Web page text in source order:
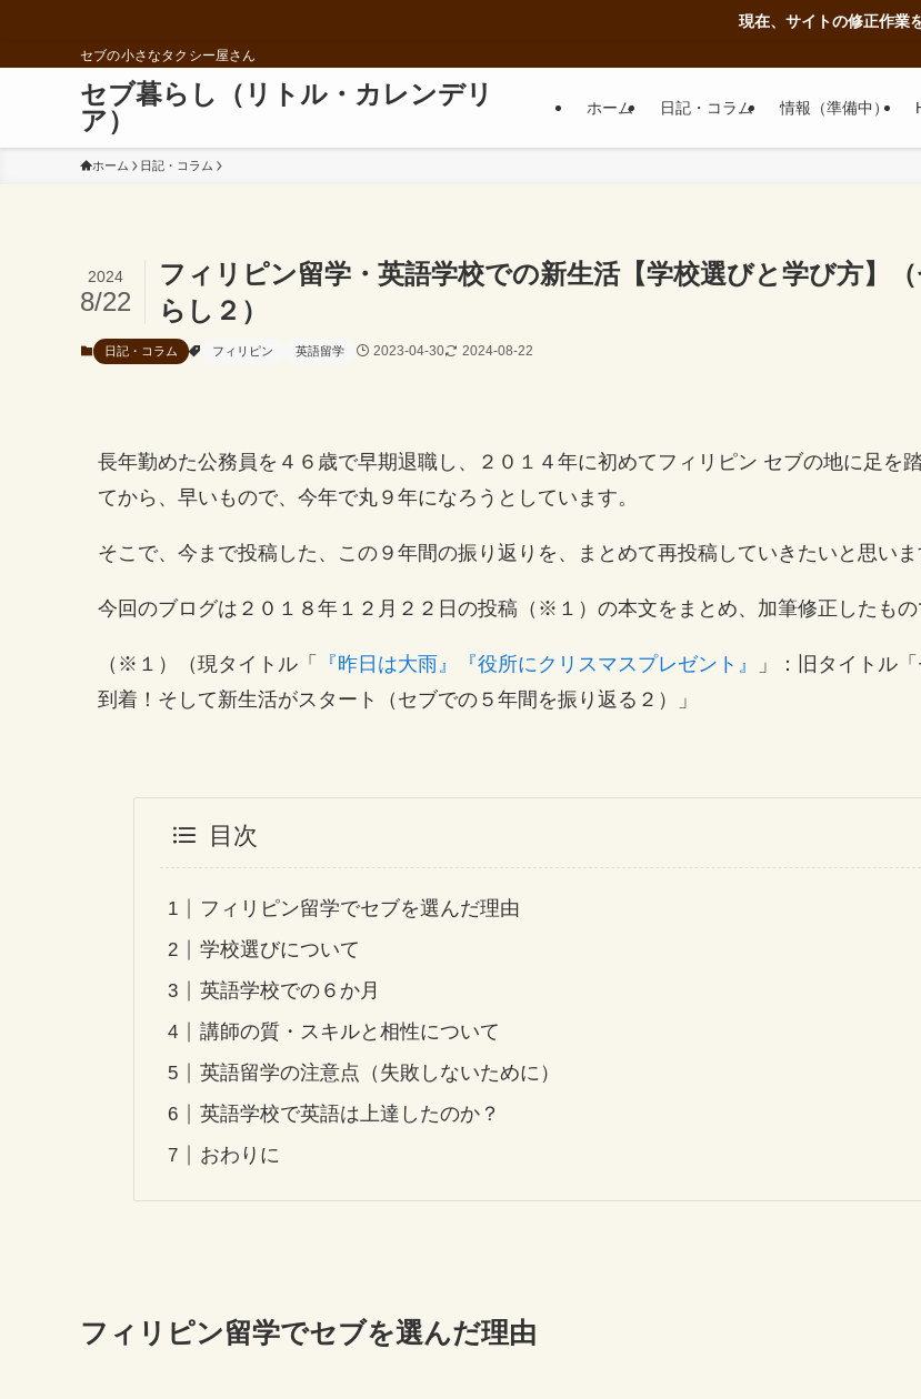
現在、サイトの修正作業を行っているの
セブの小さなタクシー屋さん
セブ暮らし（リトル・カレンデリ
ア）
ホーム 日記・コラム 情報（準備中）
ホーム 日記・コラム
フィリピン留学・英語学校での新生活【学校選びと学び方】
らし２）
2024
8/22
日記・コラム フィリピン 英語留学 2023-04-30 2024-08-22
長年勤めた公務員を４６歳で早期退職し、２０１４年に初めてフィリピン セブの地に足を
てから、早いもので、今年で丸９年になろうとしています。
そこで、今まで投稿した、この９年間の振り返りを、まとめて再投稿していきたいと思いま
今回のブログは２０１８年１２月２２日の投稿（※１）の本文をまとめ、加筆修正したもの
（※１）（現タイトル「 『昨日は大雨』『役所にクリスマスプレゼント』
」：旧タイトル
到着！そして新生活がスタート（セブでの５年間を振り返る２）」
目次
フィリピン留学でセブを選んだ理由
学校選びについて
英語学校での６か月
講師の質・スキルと相性について
英語留学の注意点（失敗しないために）
英語学校で英語は上達したのか？
おわりに
フィリピン留学でセブを選んだ理由